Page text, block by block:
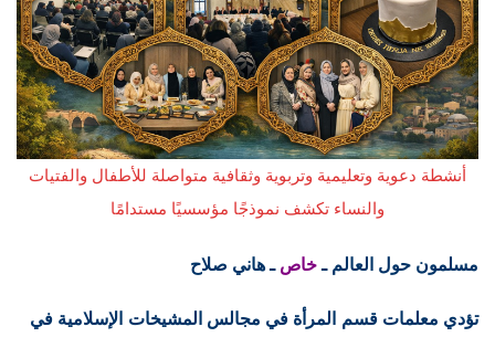
أنشطة دعوية وتعليمية وتربوية وثقافية متواصلة للأطفال والفتيات
والنساء تكشف نموذجًا مؤسسيًا مستدامًا
مسلمون حول العالم ـخاص ـ هاني صلاح
تؤدي معلمات قسم المرأة في مجالس المشيخات الإسلامية في